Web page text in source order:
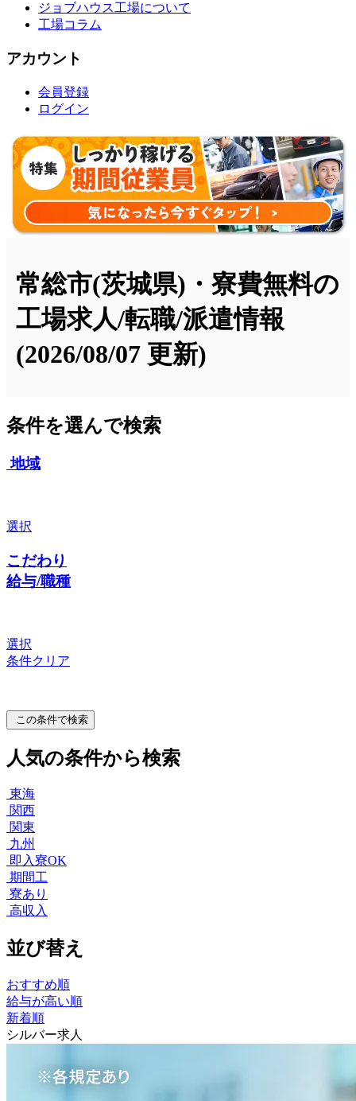
ジョブハウス工場について
工場コラム
アカウント
会員登録
ログイン
常総市(茨城県)・寮費無料の
工場求人/転職/派遣情報
(2026/08/07 更新)
条件を選んで検索
地域
選択
こだわり
給与/職種
選択
条件クリア
この条件で検索
人気の条件から検索
東海
関西
関東
九州
即入寮OK
期間工
寮あり
高収入
並び替え
おすすめ順
給与が高い順
新着順
シルバー求人